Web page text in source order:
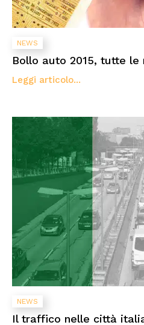
NEWS
Bollo auto 2015, tutte le
Leggi articolo...
NEWS
Il traffico nelle città